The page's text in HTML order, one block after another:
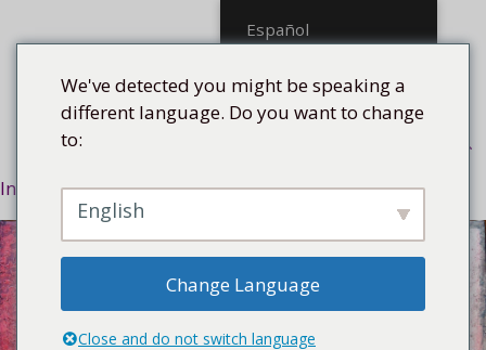
al
Menú
Inicio /Tecnología/Medios mixtos/ Ramal 59, 2015
Español
We've detected you might be speaking a
different language. Do you want to change
to:
English
Change Language
Close and do not switch language